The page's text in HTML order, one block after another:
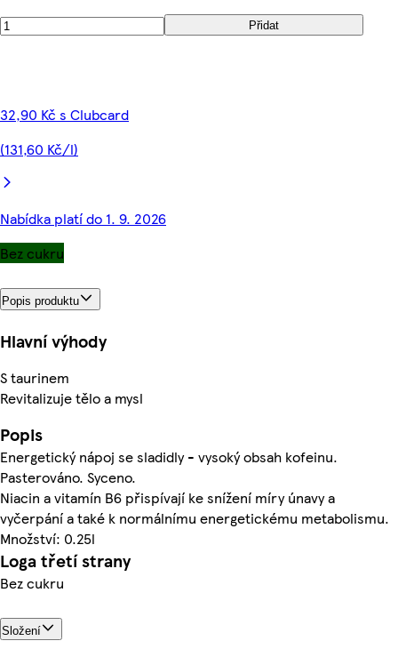
Přidat
32,90 Kč s Clubcard
(131,60 Kč/l)
Nabídka platí do 1. 9. 2026
Bez cukru
Popis produktu
Hlavní výhody
S taurinem
Revitalizuje tělo a mysl
Popis
Energetický nápoj se sladidly - vysoký obsah kofeinu.
Pasterováno. Syceno.
Niacin a vitamín B6 přispívají ke snížení míry únavy a
vyčerpání a také k normálnímu energetickému metabolismu.
Množství: 0.25l
Loga třetí strany
Bez cukru
Složení